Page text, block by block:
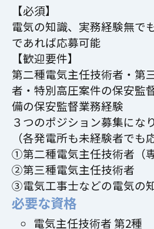
【必須】
電気の知識、実務経験無で
であれば応募可能
【歓迎要件】
第二種電気主任技術者・第
者・特別高圧案件の保安監
備の保安監督業務経験
３つのポジション募集にな
（各発電所も未経験者でも
①第二種電気主任技術者（専
②第三種電気主任技術者
③電気工事士などの電気の
必要な資格
電気主任技術者 第2種